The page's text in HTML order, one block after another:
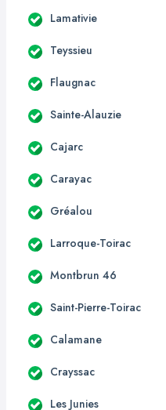
Lamativie
Teyssieu
Flaugnac
Sainte-Alauzie
Cajarc
Carayac
Gréalou
Larroque-Toirac
Montbrun 46
Saint-Pierre-Toirac
Calamane
Crayssac
Les Junies